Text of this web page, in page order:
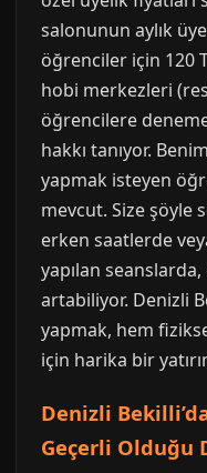
salonunun aylık
öğrenciler için 120
hobi merkezleri
öğrencilere
hakkı tanıyor.
yapmak isteyen
mevcut. Size şöyle
erken saatlerde
yapılan
artabiliyor. Denizli
yapmak, hem
için harika bir
Denizli
Geçerli Olduğu